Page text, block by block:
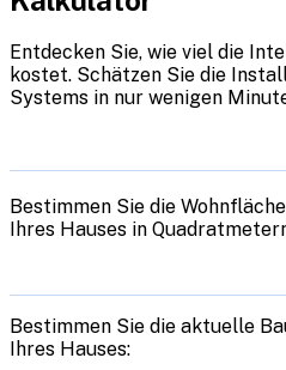
Entdecken Sie, wie viel die
kostet. Schätzen Sie die
Systems in nur wenigen
Bestimmen Sie die Wohnfläche
Ihres Hauses in
Bestimmen Sie die aktuelle
Ihres Hauses: